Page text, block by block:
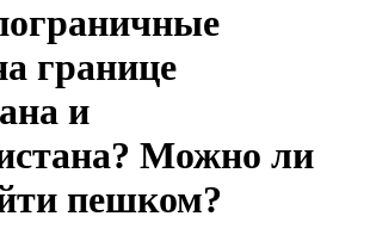
границе
и
Можно ли
пешком?